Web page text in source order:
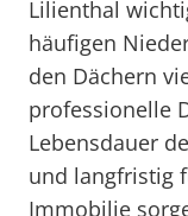
Lilienthal
häufigen
den Dächern
professionelle
Lebensdauer
und langfristig
Immobilie